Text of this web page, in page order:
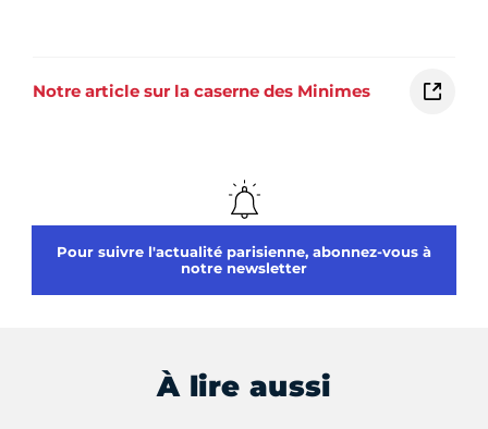
Notre article sur la caserne des Minimes
Pour suivre l'actualité parisienne, abonnez-vous à
notre newsletter
À lire aussi